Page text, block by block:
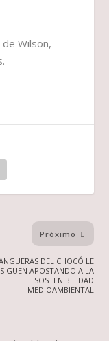
Wilson,
Próximo
DEL CHOCÓ LE
SIGUEN APOSTANDO A LA
SOSTENIBILIDAD
MEDIOAMBIENTAL